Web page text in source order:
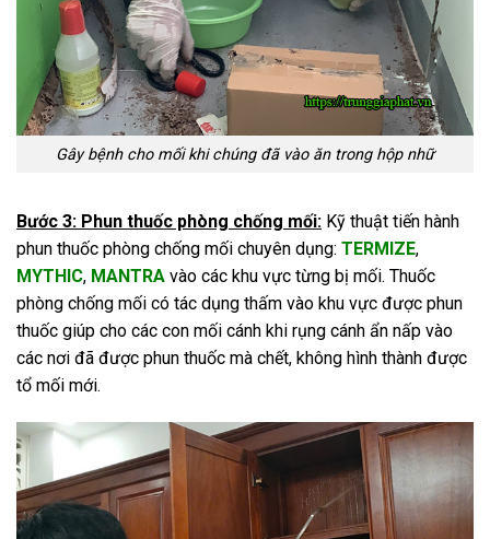
Gây bệnh cho mối khi chúng đã vào ăn trong hộp nhữ
Bước 3: Phun thuốc phòng chống mối: Kỹ thuật tiến hành
phun thuốc phòng chống mối chuyên dụng: TERMIZE,
MYTHIC, MANTRA vào các khu vực từng bị mối. Thuốc
phòng chống mối có tác dụng thấm vào khu vực được phun
thuốc giúp cho các con mối cánh khi rụng cánh ẩn nấp vào
các nơi đã được phun thuốc mà chết, không hình thành được
tổ mối mới.